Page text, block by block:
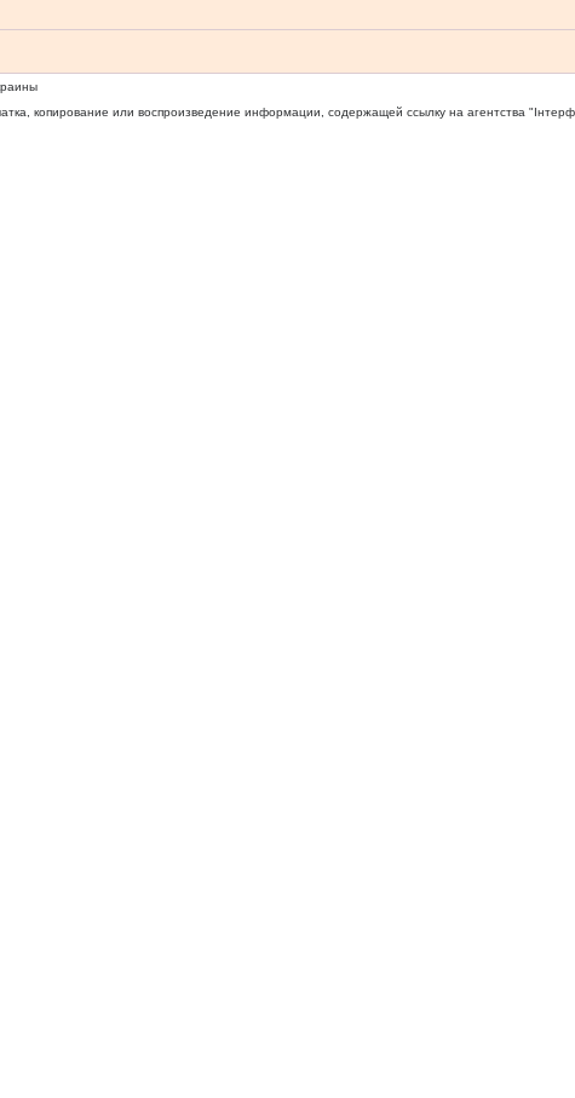
копирование или воспроизведение информации, содержащей ссылку на агентства